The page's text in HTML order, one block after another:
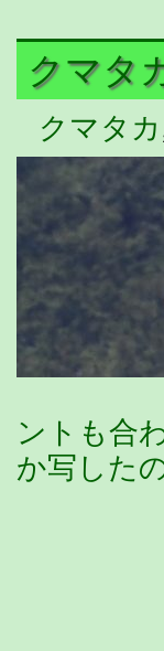
クマタ
クマタカ
ントも合
か写した